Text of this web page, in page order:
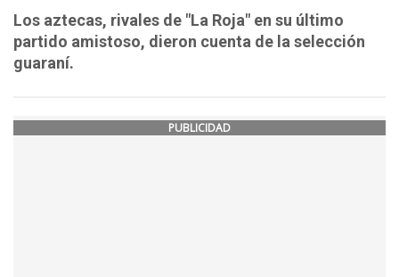
Los aztecas, rivales de "La Roja" en su último
partido amistoso, dieron cuenta de la selección
guaraní.
PUBLICIDAD